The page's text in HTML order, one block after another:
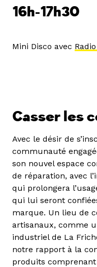
16h-17h30
Mini Disco avec
Casser les
Avec le désir de
communauté
son nouvel espace
de réparation, avec
qui prolongera
qui lui seront
marque. Un lieu de
artisanaux, comme
industriel de La
notre rapport à la
produits